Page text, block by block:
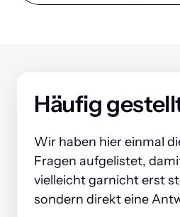
Häufig
Wir haben hier einmal
Fragen aufgelistet,
vielleicht garnicht erst
sondern direkt eine